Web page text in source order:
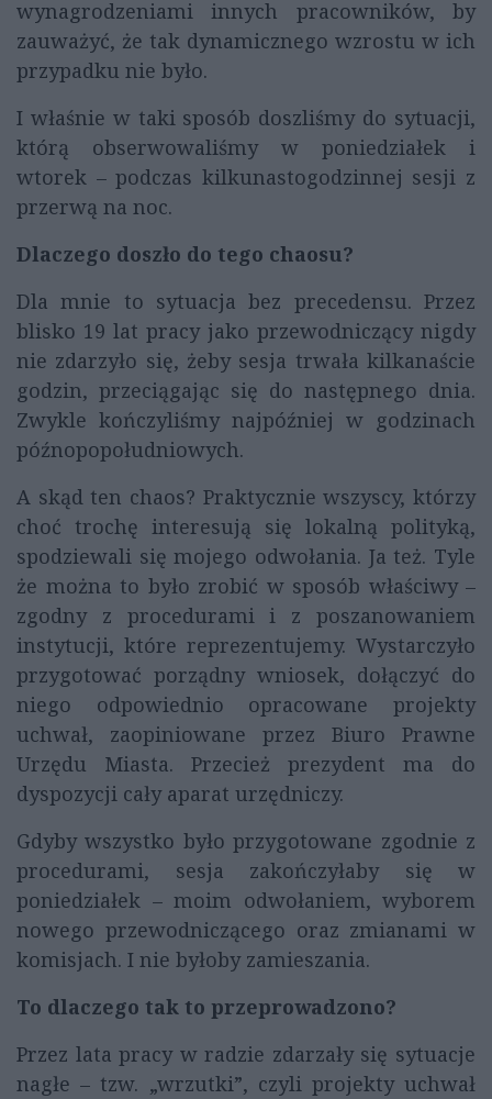
wynagrodzeniami innych pracowników, by
zauważyć, że tak dynamicznego wzrostu w ich
przypadku nie było.
I właśnie w taki sposób doszliśmy do sytuacji,
którą obserwowaliśmy w poniedziałek i
wtorek – podczas kilkunastogodzinnej sesji z
przerwą na noc.
Dlaczego doszło do tego chaosu?
Dla mnie to sytuacja bez precedensu. Przez
blisko 19 lat pracy jako przewodniczący nigdy
nie zdarzyło się, żeby sesja trwała kilkanaście
godzin, przeciągając się do następnego dnia.
Zwykle kończyliśmy najpóźniej w godzinach
późnopopołudniowych.
A skąd ten chaos? Praktycznie wszyscy, którzy
choć trochę interesują się lokalną polityką,
spodziewali się mojego odwołania. Ja też. Tyle
że można to było zrobić w sposób właściwy –
zgodny z procedurami i z poszanowaniem
instytucji, które reprezentujemy. Wystarczyło
przygotować porządny wniosek, dołączyć do
niego odpowiednio opracowane projekty
uchwał, zaopiniowane przez Biuro Prawne
Urzędu Miasta. Przecież prezydent ma do
dyspozycji cały aparat urzędniczy.
Gdyby wszystko było przygotowane zgodnie z
procedurami, sesja zakończyłaby się w
poniedziałek – moim odwołaniem, wyborem
nowego przewodniczącego oraz zmianami w
komisjach. I nie byłoby zamieszania.
To dlaczego tak to przeprowadzono?
Przez lata pracy w radzie zdarzały się sytuacje
nagłe – tzw. „wrzutki”, czyli projekty uchwał